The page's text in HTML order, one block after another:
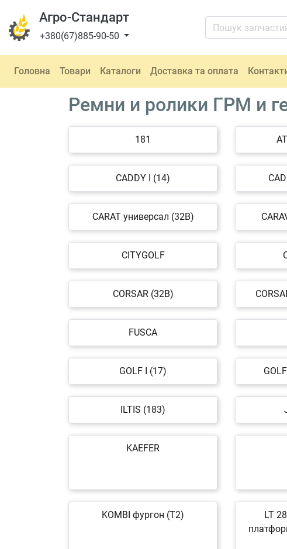
Агро-Стандарт
+380(67)885-90-50
Головна Товари Каталоги Доставка та оплата
Ремни и ролики ГРМ и
181
CADDY I (14)
CARAT универсал (32B)
CITYGOLF
CORSAR (32B)
FUSCA
GOLF I (17)
ILTIS (183)
KAEFER
KOMBI фургон (T2)
LT